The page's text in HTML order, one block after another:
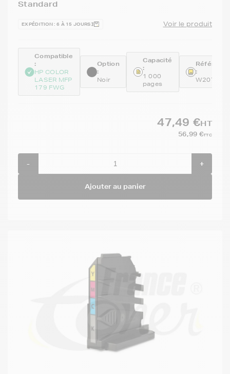
Standard
EXPÉDITION : 6 À 15 JOURS Voir le produit
Compatible
:
HP COLOR
LASER MFP
179 FWG
Option
:
Noir
Capacité
:
1 000
pages
:
W2070A
47,49 €HT
56,99 €TTC
- +
Ajouter au panier